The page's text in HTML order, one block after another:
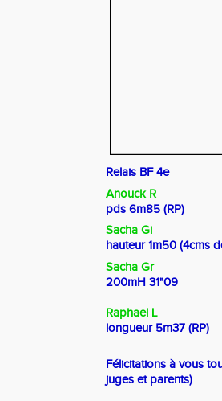
Relais BF 4e
Anouck R
pds 6m85 (RP)
Sacha Gi
hauteur 1m50 (4cms
Sacha Gr
200mH 31"09
Raphael L
longueur 5m37 (RP)
Félicitations à vous
juges et parents)